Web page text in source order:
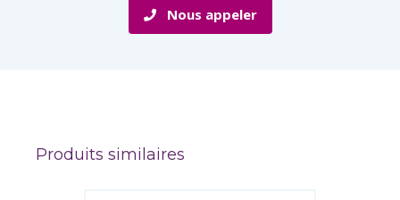
Nous appeler
Produits similaires